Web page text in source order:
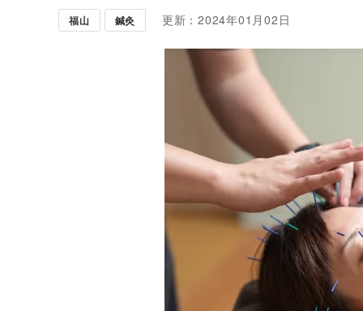
福山 鍼灸 更新：2024年01月02日